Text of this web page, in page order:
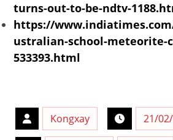
turns-out-to-be-ndtv-
https://
ustralian-school-meteorite-
533393.html
Kongxay 21/